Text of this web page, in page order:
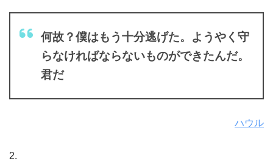
何故？僕はもう十分逃げた。ようやく守
らなければならないものができたんだ。
君だ
ハウル
2.